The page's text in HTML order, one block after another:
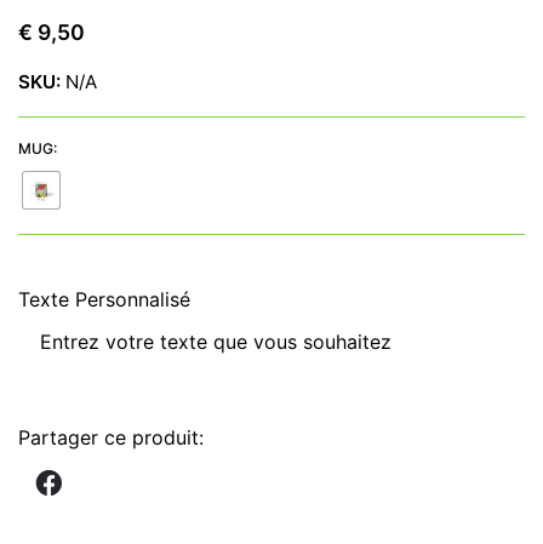
€ 9,50
SKU: N/A
MUG:
Texte Personnalisé
Partager ce produit: